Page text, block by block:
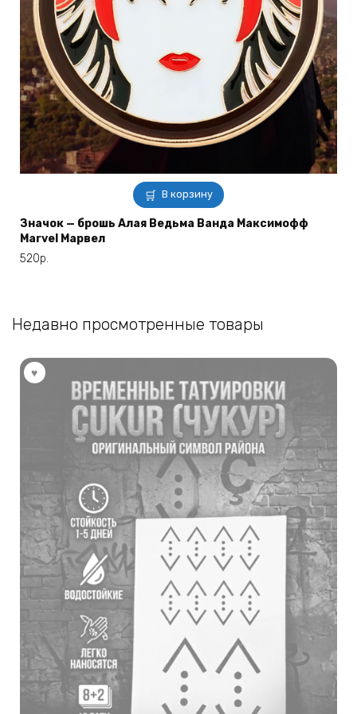
В корзину
Значок — брошь Алая Ведьма Ванда Максимофф
Marvel Марвел
520р.
Недавно просмотренные товары